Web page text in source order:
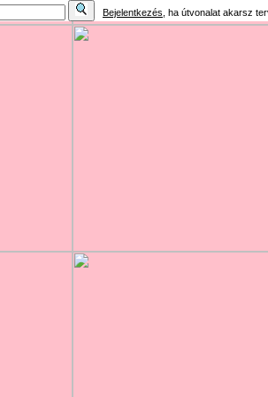
Bejelentkezés , ha útvonalat akarsz